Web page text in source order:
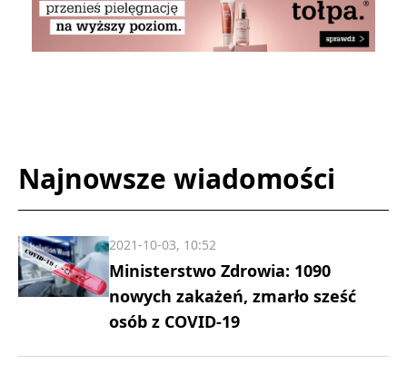
Najnowsze wiadomości
Ministerstwo Zdrowia: 1090
nowych zakażeń, zmarło sześć
osób z COVID-19
2021-10-03, 10:52